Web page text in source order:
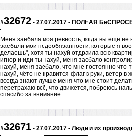
#32672- 27.07.2017 - ПОЛНАЯ
Меня заебала моя ревность, когда вы ещё не
заебали мои недообязанности, которые я
делаешь", хотя ты нахуй отдраила всю
игнор и иди ты нахуй, меня заебало
нахуй, меня заебало, что мне постоянно что-
нахуй, чёто не нравится-флаг в руки, ветер
всегда знают лучше меня что мне стоит
перетрахаю всё, что движется, побреюсь
спасибо за внимание.
#32671- 27.07.2017 - Люди и их